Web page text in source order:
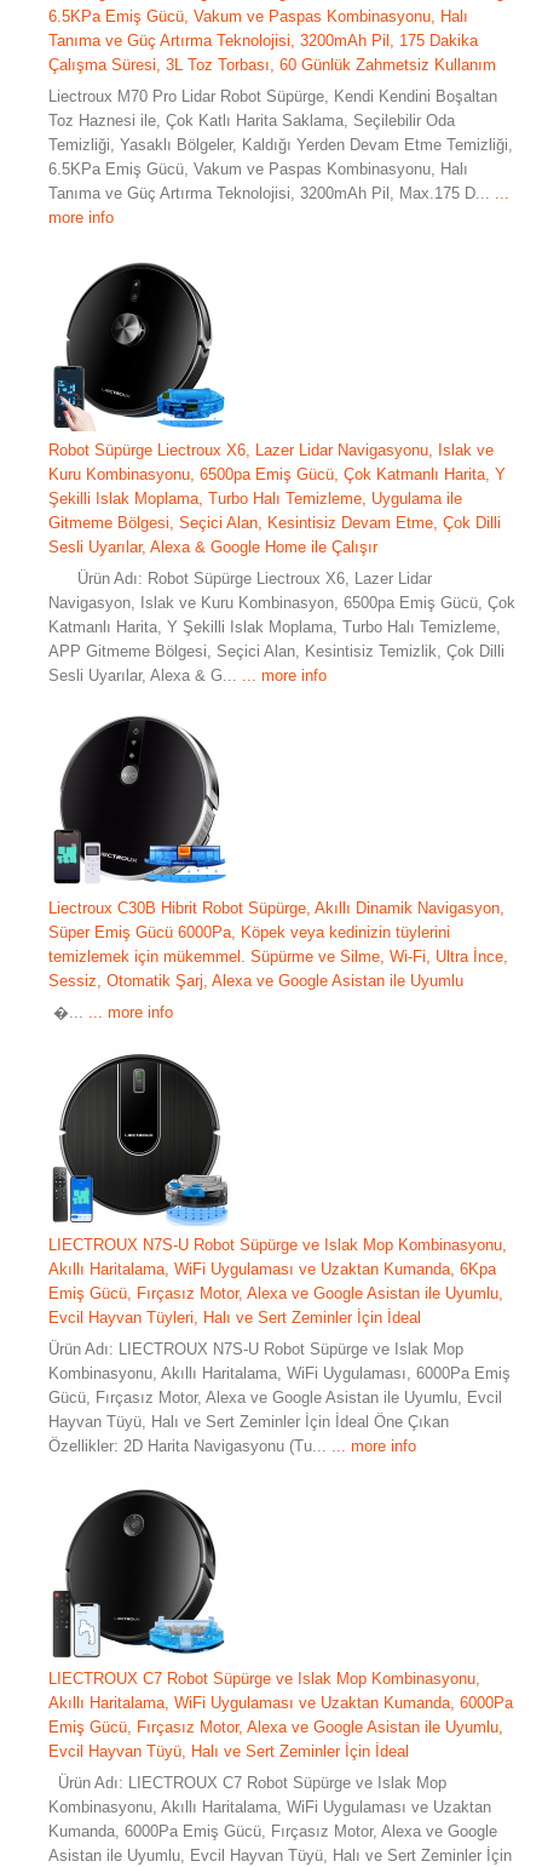
6.5KPa Emiş Gücü, Vakum ve Paspas Kombinasyonu, Halı
Tanıma ve Güç Artırma Teknolojisi, 3200mAh Pil, 175 Dakika
Çalışma Süresi, 3L Toz Torbası, 60 Günlük Zahmetsiz Kullanım
Liectroux M70 Pro Lidar Robot Süpürge, Kendi Kendini Boşaltan
Toz Haznesi ile, Çok Katlı Harita Saklama, Seçilebilir Oda
Temizliği, Yasaklı Bölgeler, Kaldığı Yerden Devam Etme Temizliği,
6.5KPa Emiş Gücü, Vakum ve Paspas Kombinasyonu, Halı
Tanıma ve Güç Artırma Teknolojisi, 3200mAh Pil, Max.175 D...
more info
Robot Süpürge Liectroux X6, Lazer Lidar Navigasyonu, Islak ve
Kuru Kombinasyonu, 6500pa Emiş Gücü, Çok Katmanlı Harita, Y
Şekilli Islak Moplama, Turbo Halı Temizleme, Uygulama ile
Gitmeme Bölgesi, Seçici Alan, Kesintisiz Devam Etme, Çok Dilli
Sesli Uyarılar, Alexa & Google Home ile Çalışır
Ürün Adı: Robot Süpürge Liectroux X6, Lazer Lidar
Navigasyon, Islak ve Kuru Kombinasyon, 6500pa Emiş Gücü, Çok
Katmanlı Harita, Y Şekilli Islak Moplama, Turbo Halı Temizleme,
APP Gitmeme Bölgesi, Seçici Alan, Kesintisiz Temizlik, Çok Dilli
Sesli Uyarılar, Alexa & G...
... more info
Liectroux C30B Hibrit Robot Süpürge, Akıllı Dinamik Navigasyon,
Süper Emiş Gücü 6000Pa, Köpek veya kedinizin tüylerini
temizlemek için mükemmel. Süpürme ve Silme, Wi-Fi, Ultra İnce,
Sessiz, Otomatik Şarj, Alexa ve Google Asistan ile Uyumlu
​ ​​​​​​​​​​​​​​​​​​​​​​​​​​​​​​​​​​​​​​​​​​​​​​​​​​​​​​​​​​​​​​​​​​​​​​​​​​​​​​​​​​​​​​​​​​​​​​​​​​​​​​​​​​​​​​�...
... more info
LIECTROUX N7S-U Robot Süpürge ve Islak Mop Kombinasyonu,
Akıllı Haritalama, WiFi Uygulaması ve Uzaktan Kumanda, 6Kpa
Emiş Gücü, Fırçasız Motor, Alexa ve Google Asistan ile Uyumlu,
Evcil Hayvan Tüyleri, Halı ve Sert Zeminler İçin İdeal
Ürün Adı: LIECTROUX N7S-U Robot Süpürge ve Islak Mop
Kombinasyonu, Akıllı Haritalama, WiFi Uygulaması, 6000Pa Emiş
Gücü, Fırçasız Motor, Alexa ve Google Asistan ile Uyumlu, Evcil
Hayvan Tüyü, Halı ve Sert Zeminler İçin İdeal Öne Çıkan
Özellikler: 2D Harita Navigasyonu (Tu...
... more info
LIECTROUX C7 Robot Süpürge ve Islak Mop Kombinasyonu,
Akıllı Haritalama, WiFi Uygulaması ve Uzaktan Kumanda, 6000Pa
Emiş Gücü, Fırçasız Motor, Alexa ve Google Asistan ile Uyumlu,
Evcil Hayvan Tüyü, Halı ve Sert Zeminler İçin İdeal
Ürün Adı: LIECTROUX C7 Robot Süpürge ve Islak Mop
Kombinasyonu, Akıllı Haritalama, WiFi Uygulaması ve Uzaktan
Kumanda, 6000Pa Emiş Gücü, Fırçasız Motor, Alexa ve Google
Asistan ile Uyumlu, Evcil Hayvan Tüyü, Halı ve Sert Zeminler İçin